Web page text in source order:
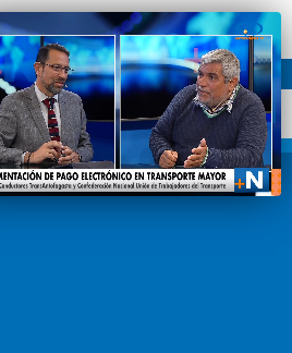
CONTACTO LÍNEA EDITORIAL